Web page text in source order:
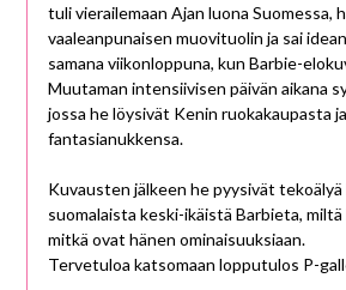
tuli vierailemaan Ajan luona Suomessa,
vaaleanpunaisen muovituolin ja sai
samana viikonloppuna, kun Barbie-
Muutaman intensiivisen päivän aikana
jossa he löysivät Kenin ruokakaupasta
fantasianukkensa.
Kuvausten jälkeen he pyysivät tekoälyä
suomalaista keski-ikäistä Barbieta,
mitkä ovat hänen ominaisuuksiaan.
Tervetuloa katsomaan lopputulos P-